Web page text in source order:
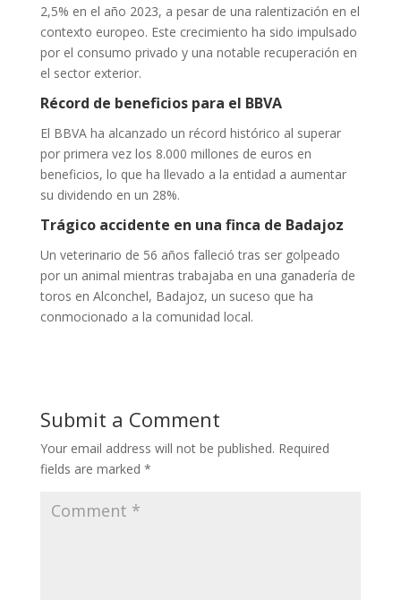
2,5% en el año 2023, a pesar de una ralentización en el
contexto europeo. Este crecimiento ha sido impulsado
por el consumo privado y una notable recuperación en
el sector exterior.
Récord de beneficios para el BBVA
El BBVA ha alcanzado un récord histórico al superar
por primera vez los 8.000 millones de euros en
beneficios, lo que ha llevado a la entidad a aumentar
su dividendo en un 28%.
Trágico accidente en una finca de Badajoz
Un veterinario de 56 años falleció tras ser golpeado
por un animal mientras trabajaba en una ganadería de
toros en Alconchel, Badajoz, un suceso que ha
conmocionado a la comunidad local.
Submit a Comment
Your email address will not be published. Required
fields are marked *